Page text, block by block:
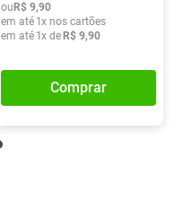
ou R$ 9,90
em até 1x nos cartões
em até 1x de R$ 9,90
Comprar